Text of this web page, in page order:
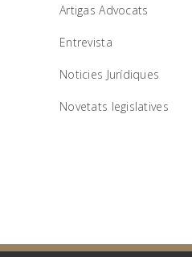
Artigas Advocats
Entrevista
Noticies Jurídiques
Novetats legislatives